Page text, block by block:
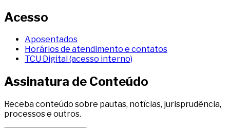
Acesso
Aposentados
Horários de atendimento e contatos
TCU Digital (acesso interno)
Assinatura de Conteúdo
Receba conteúdo sobre pautas, notícias, jurisprudência,
processos e outros.